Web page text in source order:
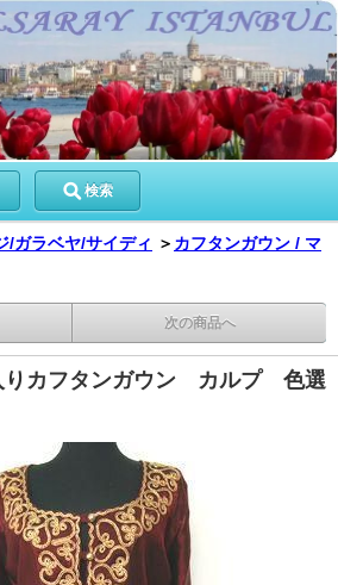
検索
/ガラベヤ/サイディ ＞ カフタンガウン / マ
次の商品へ
りカフタンガウン カルプ 色選